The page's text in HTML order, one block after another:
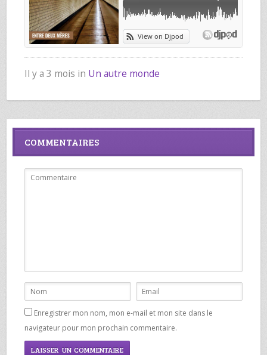
Il y a 3 mois in Un autre monde
COMMENTAIRES
Enregistrer mon nom, mon e-mail et mon site dans le
navigateur pour mon prochain commentaire.